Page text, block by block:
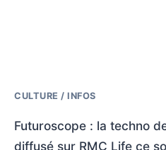
CULTURE / INFOS
Futuroscope : la techno
diffusé sur RMC Life ce